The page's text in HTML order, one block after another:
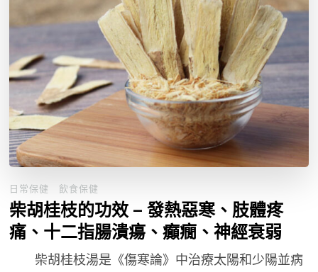
日常保健 飲食保健
柴胡桂枝的功效 – 發熱惡寒、肢體疼
痛、十二指腸潰瘍、癲癇、神經衰弱
柴胡桂枝湯是《傷寒論》中治療太陽和少陽並病